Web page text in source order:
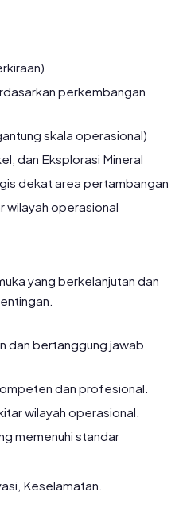
perkembangan
skala operasional)
dan Eksplorasi Mineral
dekat area pertambangan
wilayah operasional
yang berkelanjutan dan
dan bertanggung jawab
dan profesional.
wilayah operasional.
memenuhi standar
Keselamatan.